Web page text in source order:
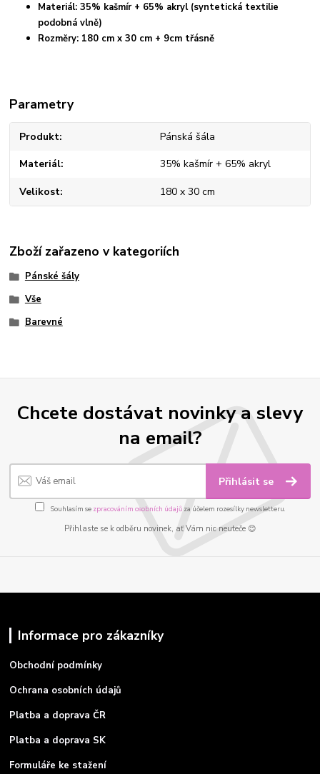
Materiál: 35% kašmír + 65% akryl (syntetická textilie
podobná vlně)
Rozměry: 180 cm x 30 cm + 9cm třásně
Parametry
Produkt Pánská šála
Materiál 35% kašmír + 65% akryl
Velikost 180 x 30 cm
Zboží zařazeno v kategoriích
Pánské šály
Vše
Barevné
Chcete dostávat novinky a slevy
na email?
Přihlásit se
Souhlasím se zpracováním osobních údajůza účelem rozesílky newsletteru.
Přihlaste se k odběru novinek, ať Vám nic neuteče 😊
Informace pro zákazníky
Obchodní podmínky
Ochrana osobních údajů
Platba a doprava ČR
Platba a doprava SK
Formuláře ke stažení